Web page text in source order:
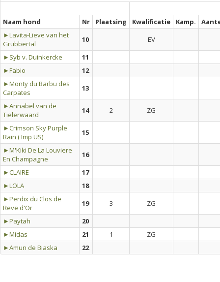
Naam hond Nr Plaatsing Kwalificatie Kamp.
►Lavita-Lieve van het
Grubbertal
10
EV
►Syb v. Duinkercke
11
►Fabio
12
►Monty du Barbu des
Carpates
13
►Annabel van de
Tielerwaard
14 2
ZG
►Crimson Sky Purple
Rain ( Imp US)
15
►M'Kiki De La Louviere
En Champagne
16
►CLAIRE
17
►LOLA
18
►Perdix du Clos de
Reve d'Or
19 3
ZG
►Paytah
20
►Midas
21 1
ZG
►Amun de Biaska
22